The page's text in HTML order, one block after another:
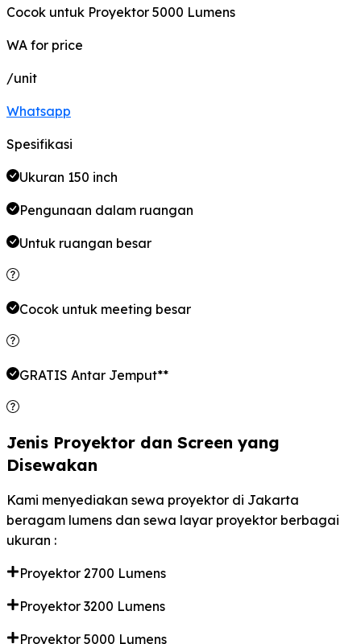
Cocok untuk Proyektor 5000 Lumens
WA for price
/unit
Whatsapp
Spesifikasi
Ukuran 150 inch
Pengunaan dalam ruangan
Untuk ruangan besar
Cocok untuk meeting besar
GRATIS Antar Jemput**
Jenis Proyektor dan Screen yang
Disewakan
Kami menyediakan sewa proyektor di Jakarta
beragam lumens dan sewa layar proyektor berbagai
ukuran :
Proyektor 2700 Lumens
Proyektor 3200 Lumens
Proyektor 5000 Lumens